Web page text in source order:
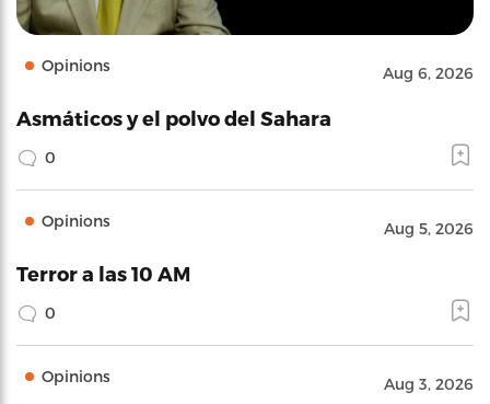
Opinions Aug 6, 2026
Asmáticos y el polvo del Sahara
0
Opinions Aug 5, 2026
Terror a las 10 AM
0
Opinions Aug 3, 2026